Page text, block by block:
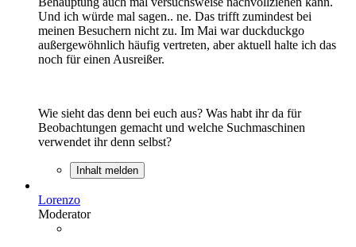
Und ich würde mal sagen.. ne. Das trifft zumindest bei
meinen Besuchern nicht zu. Im Mai war duckduckgo
außergewöhnlich häufig vertreten, aber aktuell halte ich das
noch für einen Ausreißer.
Wie sieht das denn bei euch aus? Was habt ihr da für
Beobachtungen gemacht und welche Suchmaschinen
verwendet ihr denn selbst?
Inhalt melden
Lorenzo
Moderator